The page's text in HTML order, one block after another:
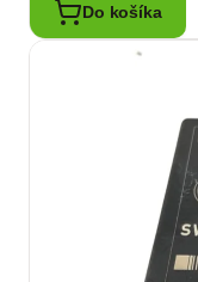
Do košíka